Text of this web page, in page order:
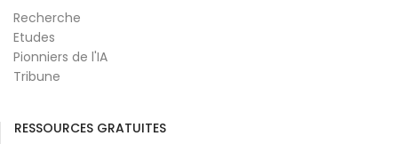
Recherche
Etudes
Pionniers de l'IA
Tribune
RESSOURCES GRATUITES